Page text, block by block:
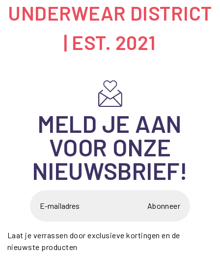
UNDERWEAR DISTRICT
| EST. 2021
MELD JE AAN
VOOR ONZE
NIEUWSBRIEF!
Abonneer
Laat je verrassen door exclusieve kortingen en de
nieuwste producten